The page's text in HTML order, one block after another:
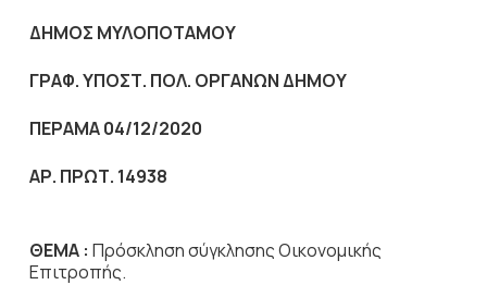
ΔΗΜΟΣ ΜΥΛΟΠΟΤΑΜΟΥ
ΓΡΑΦ. ΥΠΟΣΤ. ΠΟΛ. ΟΡΓΑΝΩΝ ΔΗΜΟΥ
ΠΕΡΑΜΑ 04/12/2020
ΑΡ. ΠΡΩΤ. 14938
ΘΕΜΑ : Πρόσκληση σύγκλησης Οικονομικής
Επιτροπής.